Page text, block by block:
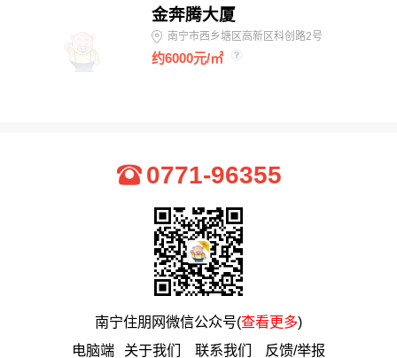
金奔腾大厦
南宁市西乡塘区高新区科创路2号
约6000元/㎡
0771-96355
南宁住朋网微信公众号(查看更多)
电脑端
关于我们 联系我们 反馈/举报